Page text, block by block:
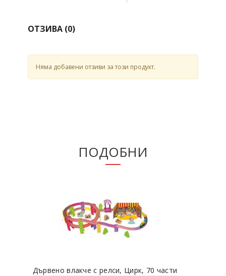
ОТЗИВА (0)
Няма добавени отзиви за този продукт.
ПОДОБНИ
Дървено влакче с релси, Цирк, 70 части